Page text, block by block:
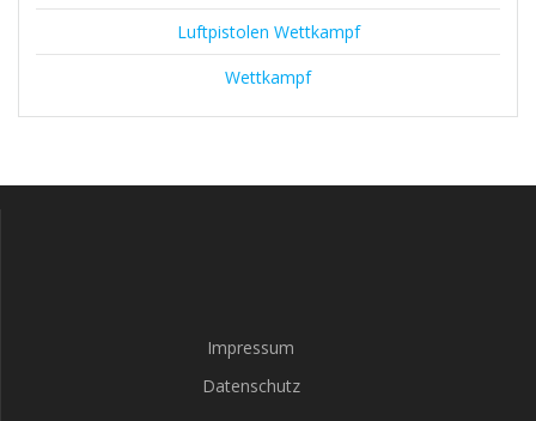
Luftpistolen Wettkampf
Wettkampf
Impressum
Datenschutz